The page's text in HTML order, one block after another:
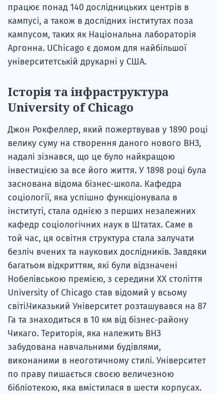
працює понад 140 дослідницьких центрів в
кампусі, а також в дослідних інститутах поза
кампусом, таких як Національна лабораторія
Аргонна. UChicago є домом для найбільшої
університетській друкарні у США.
Історія та інфраструктура
University of Chicago
Джон Рокфеллер, який пожертвував у 1890 році
велику суму на створення даного нового ВНЗ,
надалі зізнався, що це було найкращою
інвестицією за все його життя. У 1898 році була
заснована відома бізнес-школа. Кафедра
соціології, яка успішно функціонувала в
інституті, стала однією з перших незалежних
кафедр соціологічних наук в Штатах. Саме в
той час, ця освітня структура стала залучати
безліч вчених та наукових дослідників. Завдяки
багатьом відкриттям, які були відзначені
Нобелівською премією, з середини XX століття
University of Chicago став відомий у всьому
світі.Чиказький Університет розташувався на 87
Га та знаходиться в 10 км від бізнес-району
Чикаго. Територія, яка належить ВНЗ
забудована навчальними будівлями,
виконаними в неоготичному стилі. Університет
по праву пишається своєю величезною
бібліотекою, яка вмістилася в шести корпусах.